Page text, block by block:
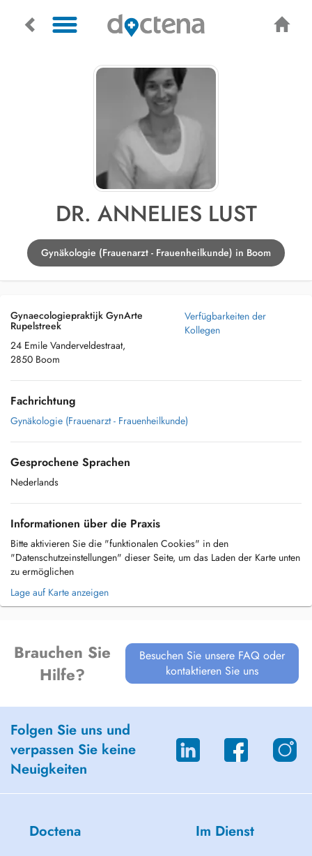
DR. ANNELIES LUST
Gynäkologie (Frauenarzt - Frauenheilkunde) in Boom
Gynaecologiepraktijk GynArte
Rupelstreek
24 Emile Vanderveldestraat,
2850 Boom
Verfügbarkeiten der
Kollegen
Fachrichtung
Gynäkologie (Frauenarzt - Frauenheilkunde)
Gesprochene Sprachen
Nederlands
Informationen über die Praxis
Bitte aktivieren Sie die "funktionalen Cookies" in den
"Datenschutzeinstellungen" dieser Seite, um das Laden der Karte unten
zu ermöglichen
Lage auf Karte anzeigen
Brauchen Sie
Hilfe?
Besuchen Sie unsere FAQ oder
kontaktieren Sie uns
Folgen Sie uns und
verpassen Sie keine
Neuigkeiten
Doctena Im Dienst